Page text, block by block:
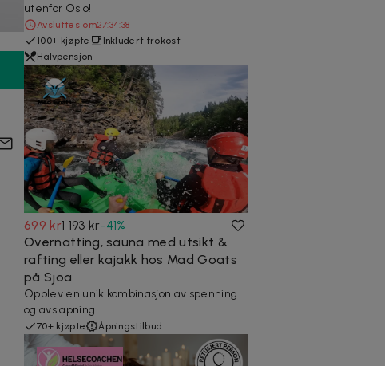
utenfor Oslo!
Avsluttes om27:34:37
100+ kjøpte
Inkludert frokost
Halvpensjon
699 kr1 193 kr-41%
Overnatting, sauna med utsikt &
rafting eller kajakk hos Mad Goats
på Sjoa
Opplev en unik kombinasjon av spenning
og avslapning
70+ kjøpte Åpningstilbud